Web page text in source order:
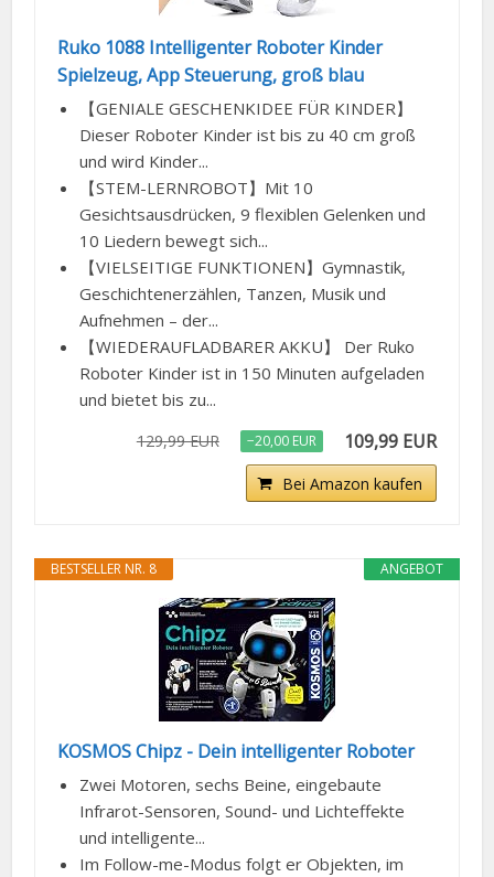
Ruko 1088 Intelligenter Roboter Kinder
Spielzeug, App Steuerung, groß blau
【GENIALE GESCHENKIDEE FÜR KINDER】
Dieser Roboter Kinder ist bis zu 40 cm groß
und wird Kinder...
【STEM-LERNROBOT】Mit 10
Gesichtsausdrücken, 9 flexiblen Gelenken und
10 Liedern bewegt sich...
【VIELSEITIGE FUNKTIONEN】Gymnastik,
Geschichtenerzählen, Tanzen, Musik und
Aufnehmen – der...
【WIEDERAUFLADBARER AKKU】 Der Ruko
Roboter Kinder ist in 150 Minuten aufgeladen
und bietet bis zu...
129,99 EUR −20,00 EUR 109,99 EUR
Bei Amazon kaufen
ANGEBOT
BESTSELLER NR. 8
KOSMOS Chipz - Dein intelligenter Roboter
Zwei Motoren, sechs Beine, eingebaute
Infrarot-Sensoren, Sound- und Lichteffekte
und intelligente...
Im Follow-me-Modus folgt er Objekten, im